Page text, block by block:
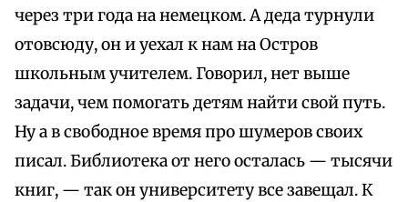
через три года на немецком. А деда турнули
отовсюду, он и уехал к нам на Остров
школьным учителем. Говорил, нет выше
задачи, чем помогать детям найти свой путь.
Ну а в свободное время про шумеров своих
писал. Библиотека от него осталась — тысячи
книг, — так он университету все завещал. К